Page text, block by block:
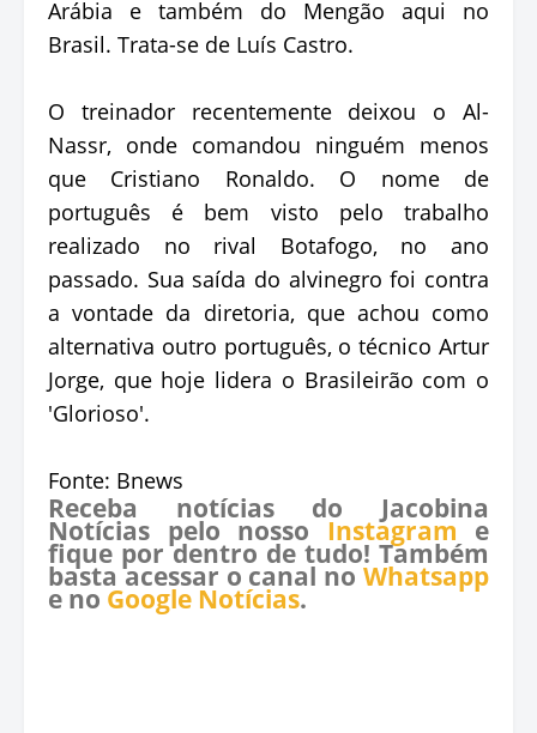
Arábia e também do Mengão aqui no
Brasil. Trata-se de Luís Castro.
O treinador recentemente deixou o Al-
Nassr, onde comandou ninguém menos
que Cristiano Ronaldo. O nome de
português é bem visto pelo trabalho
realizado no rival Botafogo, no ano
passado. Sua saída do alvinegro foi contra
a vontade da diretoria, que achou como
alternativa outro português, o técnico Artur
Jorge, que hoje lidera o Brasileirão com o
'Glorioso'.
Fonte: Bnews
Receba notícias do Jacobina
Notícias pelo nosso Instagram e
fique por dentro de tudo! Também
basta acessar o canal no Whatsapp
e no Google Notícias.